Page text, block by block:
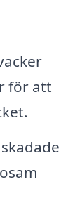
för att